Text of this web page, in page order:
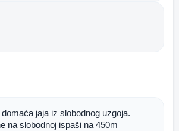
jaja iz slobodnog uzgoja.
na slobodnoj ispaši na 450m